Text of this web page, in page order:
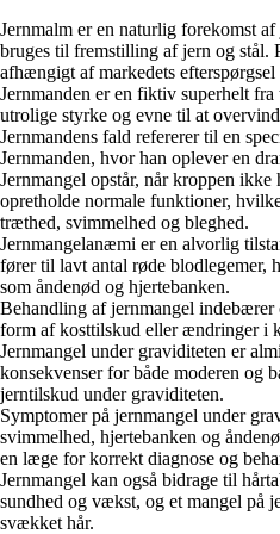
Jernmalm er en naturlig forekomst
bruges til fremstilling af jern og stål.
afhængigt af markedets efterspørgsel
Jernmanden er en fiktiv superhelt
utrolige styrke og evne til at
Jernmandens fald refererer til en
Jernmanden, hvor han oplever en
Jernmangel opstår, når kroppen
opretholde normale funktioner,
træthed, svimmelhed og bleghed.
Jernmangelanæmi er en alvorlig
fører til lavt antal røde blodlegemer,
som åndenød og hjertebanken.
Behandling af jernmangel
form af kosttilskud eller ændringer i
Jernmangel under graviditeten er
konsekvenser for både moderen og
jerntilskud under graviditeten.
Symptomer på jernmangel under
svimmelhed, hjertebanken og
en læge for korrekt diagnose og
Jernmangel kan også bidrage til
sundhed og vækst, og et mangel på
svækket hår.